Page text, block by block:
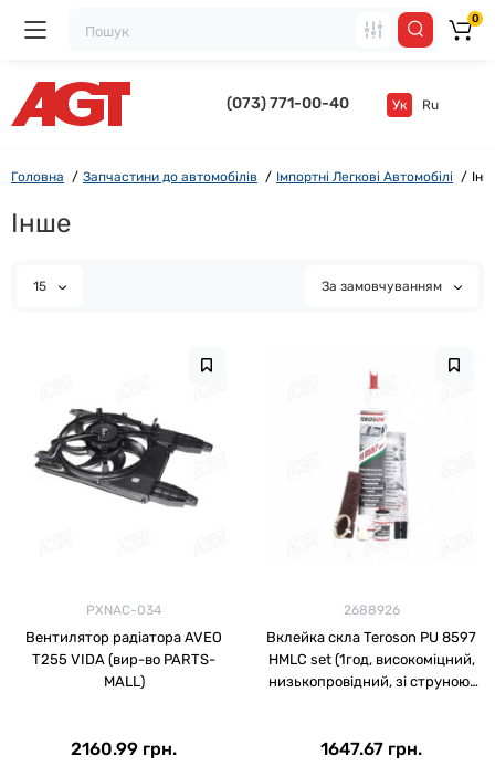
(073) 771-00-40 Ук Ru
0
Головна Запчастини до автомобілів Імпортні Легкові Автомобілі
Інше
15 За замовчуванням
PXNAC-034
Вентилятор радіатора AVEO
T255 VIDA (вир-во PARTS-
MALL)
2160.99 грн.
2688926
Вклейка скла Teroson PU 8597
HMLC set (1год, високоміцний,
низькопровідний, зі струною)
1647.67 грн.